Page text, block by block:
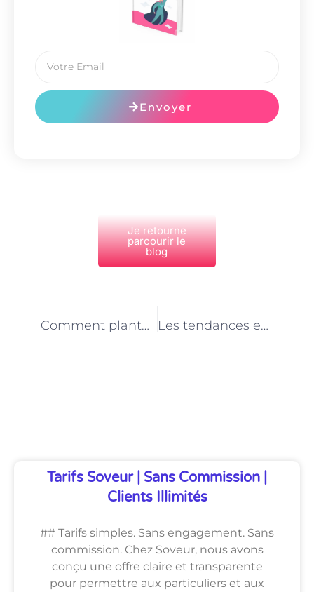
Envoyer
Je retourne
parcourir le
blog
Comment planter un jardin de légumes à Paris ? Les tendances en matière de carrelage pour les salles de bains à Paris
Tarifs Soveur | Sans Commission |
Clients Illimités
## Tarifs simples. Sans engagement. Sans
commission. Chez Soveur, nous avons
conçu une offre claire et transparente
pour permettre aux particuliers et aux